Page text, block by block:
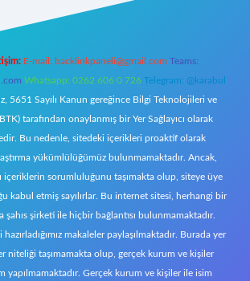
E-mail: backlinkpaneli@gmail.com Teams:
Whatsapp: 0262 606 0 726 Telegram: @karabul
5651 Sayılı Kanun gereğince Bilgi Teknolojileri ve
tarafından onaylanmış bir Yer Sağlayıcı olarak
Bu nedenle, sitedeki içerikleri proaktif olarak
yükümlülüğümüz bulunmamaktadır. Ancak,
içeriklerin sorumluluğunu taşımakta olup, siteye üye
kabul etmiş sayılırlar. Bu internet sitesi, herhangi bir
şahıs şirketi ile hiçbir bağlantısı bulunmamaktadır.
makaleler paylaşılmaktadır. Burada yer
niteliği taşımamakta olup, gerçek kurum ve kişiler
yapılmamaktadır. Gerçek kurum ve kişiler ile isim